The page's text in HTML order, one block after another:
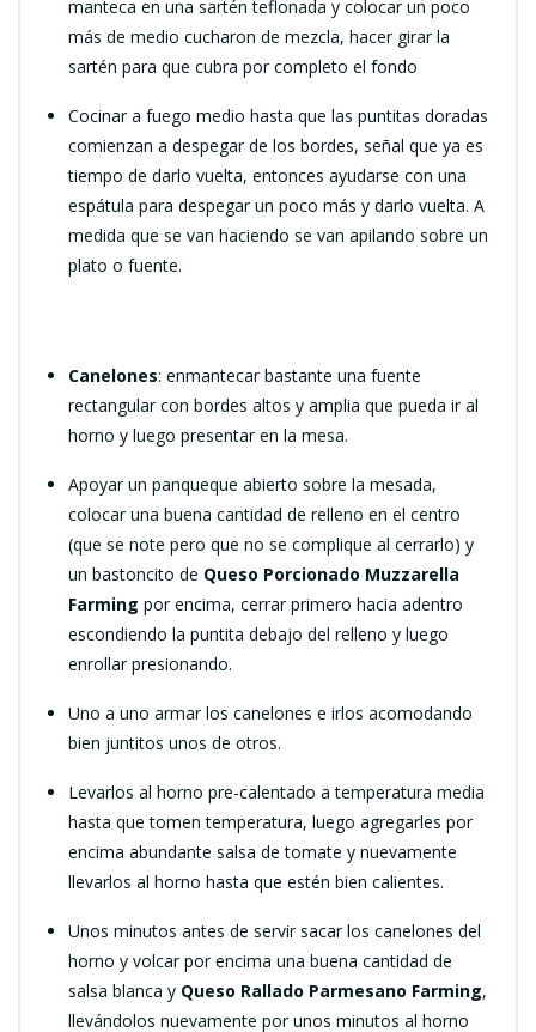
manteca en una sartén teflonada y colocar un poco
más de medio cucharon de mezcla, hacer girar la
sartén para que cubra por completo el fondo
Cocinar a fuego medio hasta que las puntitas doradas
comienzan a despegar de los bordes, señal que ya es
tiempo de darlo vuelta, entonces ayudarse con una
espátula para despegar un poco más y darlo vuelta. A
medida que se van haciendo se van apilando sobre un
plato o fuente.
Canelones: enmantecar bastante una fuente
rectangular con bordes altos y amplia que pueda ir al
horno y luego presentar en la mesa.
Apoyar un panqueque abierto sobre la mesada,
colocar una buena cantidad de relleno en el centro
(que se note pero que no se complique al cerrarlo) y
un bastoncito de Queso Porcionado Muzzarella
Farming por encima, cerrar primero hacia adentro
escondiendo la puntita debajo del relleno y luego
enrollar presionando.
Uno a uno armar los canelones e irlos acomodando
bien juntitos unos de otros.
Levarlos al horno pre-calentado a temperatura media
hasta que tomen temperatura, luego agregarles por
encima abundante salsa de tomate y nuevamente
llevarlos al horno hasta que estén bien calientes.
Unos minutos antes de servir sacar los canelones del
horno y volcar por encima una buena cantidad de
salsa blanca y Queso Rallado Parmesano Farming,
llevándolos nuevamente por unos minutos al horno